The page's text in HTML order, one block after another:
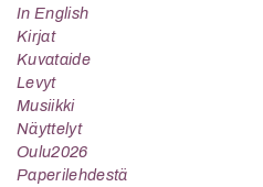
In English
Kirjat
Kuvataide
Levyt
Musiikki
Näyttelyt
Oulu2026
Paperilehdestä